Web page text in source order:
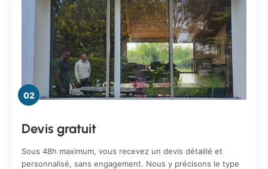
02
Devis gratuit
Sous 48h maximum, vous recevez un devis détaillé et
personnalisé, sans engagement. Nous y précisons le type